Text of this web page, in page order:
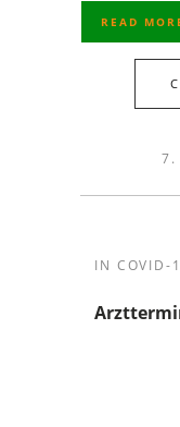
READ
7.
IN COVID-